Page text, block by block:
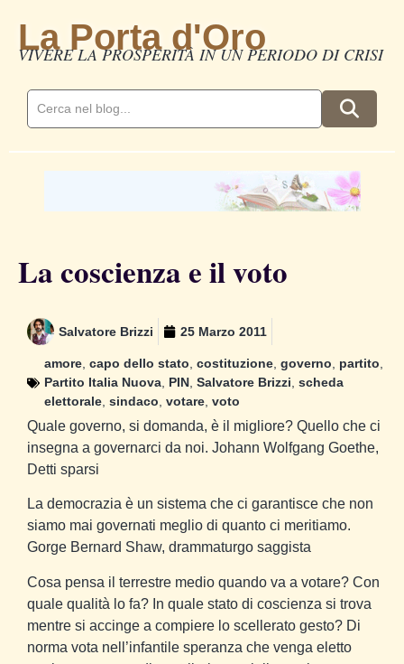
La Porta d'Oro
VIVERE LA PROSPERITÀ IN UN PERIODO DI CRISI
La coscienza e il voto
Salvatore Brizzi 25 Marzo 2011
amore capo dello stato costituzione governo partito
Partito Italia Nuova PIN Salvatore Brizzi scheda
elettorale sindaco votare voto
Quale governo, si domanda, è il migliore? Quello che ci
insegna a governarci da noi. Johann Wolfgang Goethe,
Detti sparsi
La democrazia è un sistema che ci garantisce che non
siamo mai governati meglio di quanto ci meritiamo.
Gorge Bernard Shaw, drammaturgo saggista
Cosa pensa il terrestre medio quando va a votare? Con
quale qualità lo fa? In quale stato di coscienza si trova
mentre si accinge a compiere lo scellerato gesto? Di
norma vota nell’infantile speranza che venga eletto